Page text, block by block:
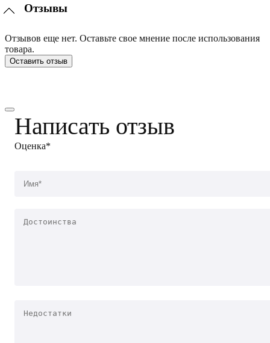
Отзывы
Отзывов еще нет. Оставьте свое мнение после использования
товара.
Оставить отзыв
Написать отзыв
Оценка*